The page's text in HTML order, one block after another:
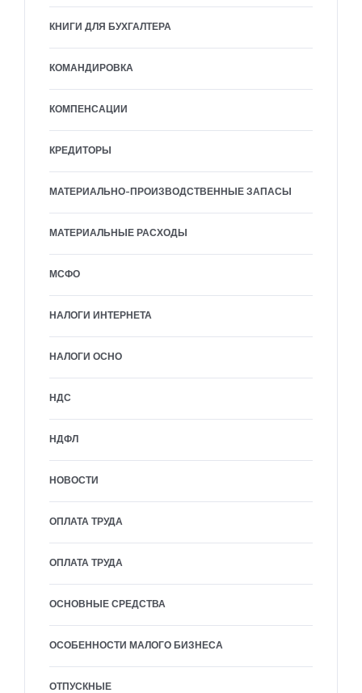
КНИГИ ДЛЯ БУХГАЛТЕРА
КОМАНДИРОВКА
КОМПЕНСАЦИИ
КРЕДИТОРЫ
МАТЕРИАЛЬНО-ПРОИЗВОДСТВЕННЫЕ ЗАПАСЫ
МАТЕРИАЛЬНЫЕ РАСХОДЫ
МСФО
НАЛОГИ ИНТЕРНЕТА
НАЛОГИ ОСНО
НДС
НДФЛ
НОВОСТИ
ОПЛАТА ТРУДА
ОПЛАТА ТРУДА
ОСНОВНЫЕ СРЕДСТВА
ОСОБЕННОСТИ МАЛОГО БИЗНЕСА
ОТПУСКНЫЕ